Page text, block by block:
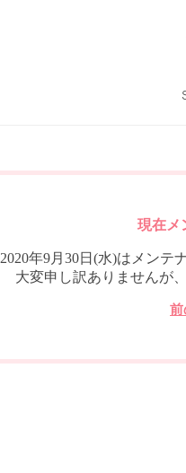
現在メ
2020年9月30日(水)はメンテ
大変申し訳ありませんが
前